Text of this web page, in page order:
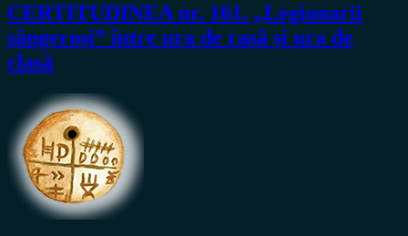
CERTITUDINEA nr. 161. „Legionarii
sângeroși” între ura de rasă și ura de
clasă